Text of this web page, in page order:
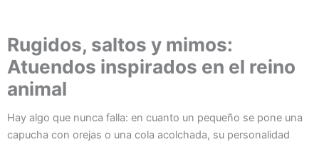
Rugidos, saltos y mimos:
Atuendos inspirados en el reino
animal
Hay algo que nunca falla: en cuanto un pequeño se pone una
capucha con orejas o una cola acolchada, su personalidad